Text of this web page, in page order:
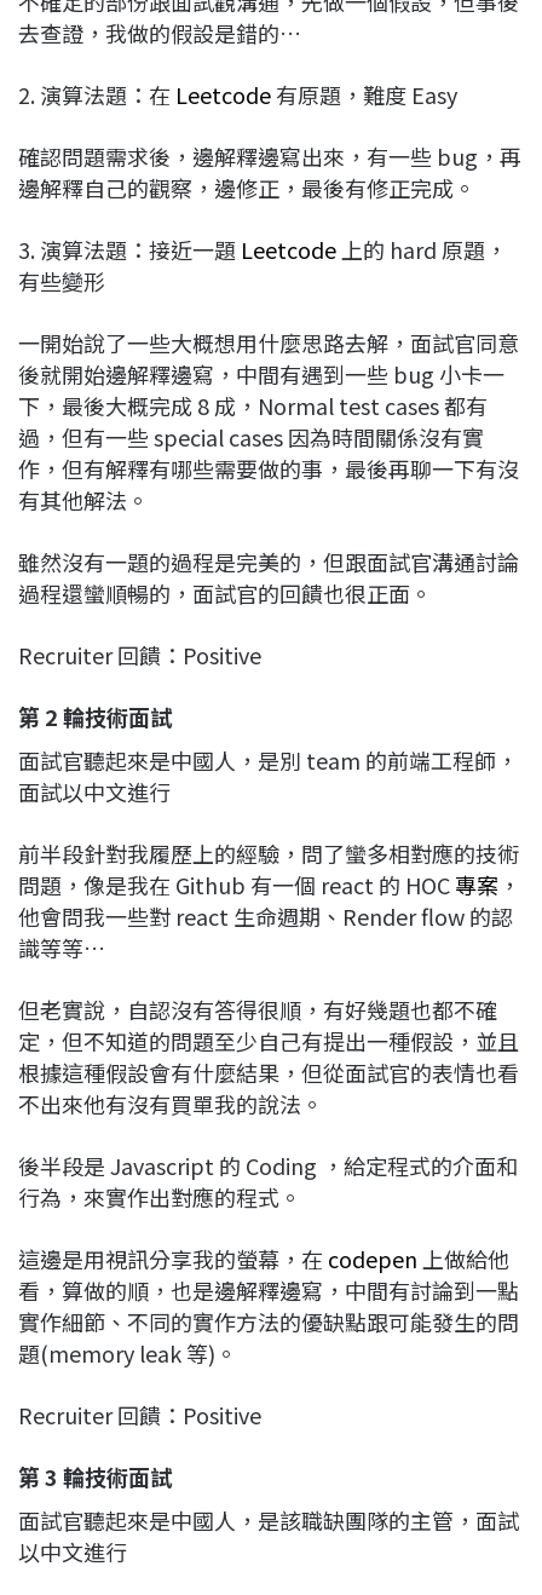
去查證，我做的假設是錯的…
2. 演算法題：在 Leetcode有原題，難度 Easy
確認問題需求後，邊解釋邊寫出來，有一些 bug，再
邊解釋自己的觀察，邊修正，最後有修正完成。
3. 演算法題：接近一題 Leetcode 上的 hard 原題，
有些變形
一開始說了一些大概想用什麼思路去解，面試官同意
後就開始邊解釋邊寫，中間有遇到一些 bug 小卡一
下，最後大概完成 8 成，Normal test cases 都有
過，但有一些 special cases 因為時間關係沒有實
作，但有解釋有哪些需要做的事，最後再聊一下有沒
有其他解法。
雖然沒有一題的過程是完美的，但跟面試官溝通討論
過程還蠻順暢的，面試官的回饋也很正面。
Recruiter 回饋：Positive
第 2 輪技術面試
面試官聽起來是中國人，是別 team 的前端工程師，
面試以中文進行
前半段針對我履歷上的經驗，問了蠻多相對應的技術
問題，像是我在 Github 有一個 react 的 HOC專案 ，
他會問我一些對 react 生命週期、Render flow 的認
識等等…
但老實說，自認沒有答得很順，有好幾題也都不確
定，但不知道的問題至少自己有提出一種假設，並且
根據這種假設會有什麼結果，但從面試官的表情也看
不出來他有沒有買單我的說法。
後半段是 Javascript 的 Coding ，給定程式的介面和
行為，來實作出對應的程式。
這邊是用視訊分享我的螢幕，在 codepen 上做給他
看，算做的順，也是邊解釋邊寫，中間有討論到一點
實作細節、不同的實作方法的優缺點跟可能發生的問
題(memory leak 等)。
Recruiter 回饋：Positive
第 3 輪技術面試
面試官聽起來是中國人，是該職缺團隊的主管，面試
以中文進行